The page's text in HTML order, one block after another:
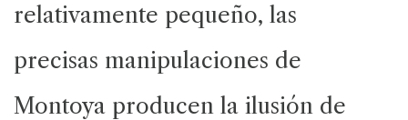
relativamente pequeño, las
precisas manipulaciones de
Montoya producen la ilusión de